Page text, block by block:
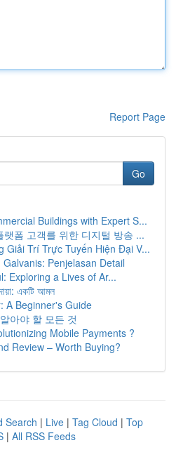
Report Page
Go
Buildings with Expert S...
폼 고객를 위한 디지털 방송 ...
Giải Trí Trực Tuyến Hiện Đại V...
Penjelasan Detail
Exploring a Lives of Ar...
একটি আমল
A Beginner's Guide
아야 할 모든 것
Mobile Payments ?
Review – Worth Buying?
Search | Live | Tag Cloud | Top
| All RSS Feeds